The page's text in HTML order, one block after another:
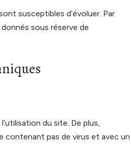
susceptibles d’évoluer. Par
sous réserve de
du site. De plus,
contenant pas de virus et avec un